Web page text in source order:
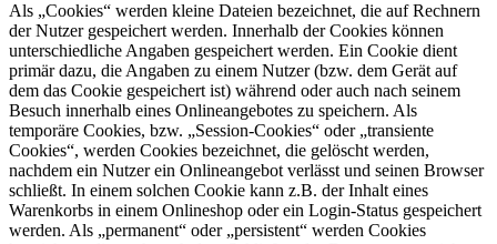
Als „Cookies“ werden kleine Dateien bezeichnet, die auf Rechnern
der Nutzer gespeichert werden. Innerhalb der Cookies können
unterschiedliche Angaben gespeichert werden. Ein Cookie dient
primär dazu, die Angaben zu einem Nutzer (bzw. dem Gerät auf
dem das Cookie gespeichert ist) während oder auch nach seinem
Besuch innerhalb eines Onlineangebotes zu speichern. Als
temporäre Cookies, bzw. „Session-Cookies“ oder „transiente
Cookies“, werden Cookies bezeichnet, die gelöscht werden,
nachdem ein Nutzer ein Onlineangebot verlässt und seinen Browser
schließt. In einem solchen Cookie kann z.B. der Inhalt eines
Warenkorbs in einem Onlineshop oder ein Login-Status gespeichert
werden. Als „permanent“ oder „persistent“ werden Cookies